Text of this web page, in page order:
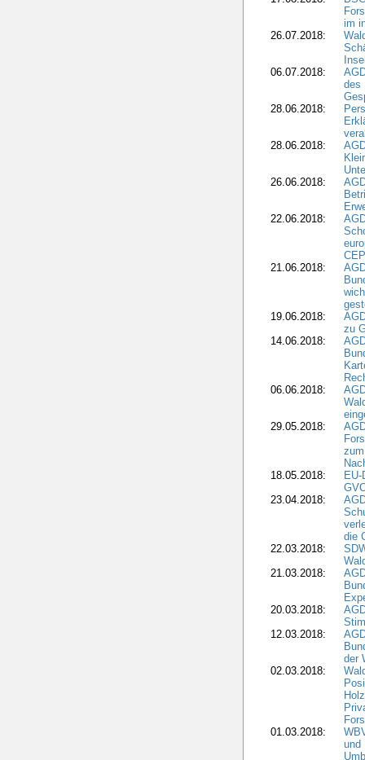
im
26.07.2018:
06.07.2018:
des
28.06.2018:
28.06.2018:
26.06.2018:
22.06.2018:
21.06.2018:
19.06.2018:
zu
14.06.2018:
06.06.2018:
29.05.2018:
18.05.2018:
23.04.2018:
die
22.03.2018:
21.03.2018:
20.03.2018:
12.03.2018:
der
02.03.2018:
01.03.2018:
und